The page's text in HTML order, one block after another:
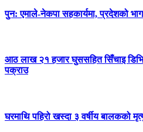
पुन: एमाले-नेकपा सहकार्यमा, प्रदेशको
आठ लाख २१ हजार घुससहित सिँचाइ
पक्राउ
घरमाथि पहिरो खस्दा ३ वर्षीय बालकको